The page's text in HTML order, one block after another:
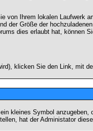
von Ihrem lokalen Laufwerk
der Größe der
dies erlaubt hat, können
klicken Sie den Link, mit
kleines Symbol
hat der Administator